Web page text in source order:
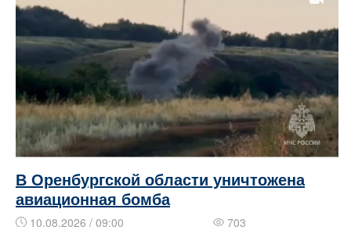
В Оренбургской области уничтожена
авиационная бомба
10.08.2026 / 09:00 703